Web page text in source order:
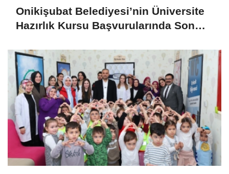
Onikişubat Belediyesi’nin Üniversite
Hazırlık Kursu Başvurularında Son